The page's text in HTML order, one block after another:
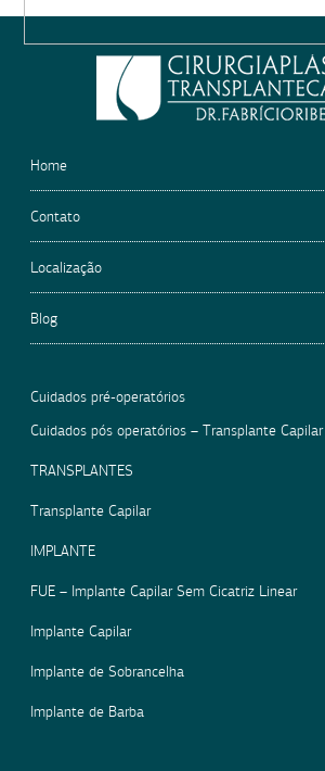
leave
Home
Contato
Localização
Blog
Cuidados pré-operatórios
Cuidados pós operatórios – Transplante Capilar
TRANSPLANTES
Transplante Capilar
IMPLANTE
FUE – Implante Capilar Sem Cicatriz Linear
Implante Capilar
Implante de Sobrancelha
Implante de Barba